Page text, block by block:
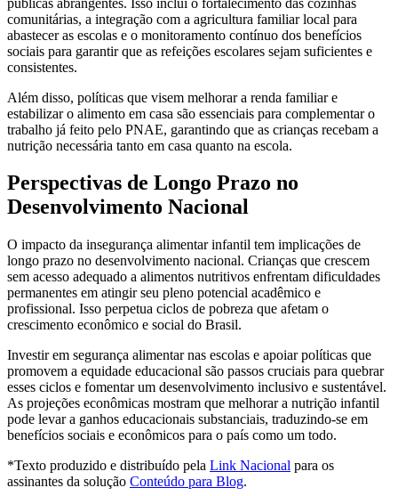
comunitárias, a integração com a agricultura familiar local para
abastecer as escolas e o monitoramento contínuo dos benefícios
sociais para garantir que as refeições escolares sejam suficientes e
consistentes.
Além disso, políticas que visem melhorar a renda familiar e
estabilizar o alimento em casa são essenciais para complementar o
trabalho já feito pelo PNAE, garantindo que as crianças recebam a
nutrição necessária tanto em casa quanto na escola.
Perspectivas de Longo Prazo no
Desenvolvimento Nacional
O impacto da insegurança alimentar infantil tem implicações de
longo prazo no desenvolvimento nacional. Crianças que crescem
sem acesso adequado a alimentos nutritivos enfrentam dificuldades
permanentes em atingir seu pleno potencial acadêmico e
profissional. Isso perpetua ciclos de pobreza que afetam o
crescimento econômico e social do Brasil.
Investir em segurança alimentar nas escolas e apoiar políticas que
promovem a equidade educacional são passos cruciais para quebrar
esses ciclos e fomentar um desenvolvimento inclusivo e sustentável.
As projeções econômicas mostram que melhorar a nutrição infantil
pode levar a ganhos educacionais substanciais, traduzindo-se em
benefícios sociais e econômicos para o país como um todo.
*Texto produzido e distribuído pela Link Nacional para os
assinantes da solução Conteúdo para Blog.